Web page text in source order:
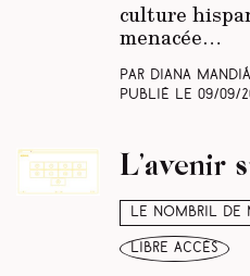
culture
menacée…
Par Diana Mandiá
Publié le 09/09/
Le nombril de
libre accès
L’avenir